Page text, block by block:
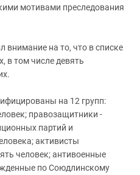
мотивами преследования
на то, что в списке
в том числе девять
на 12 групп:
правозащитники -
партий и
активисты
человек; антивоенные
по Союдлинскому